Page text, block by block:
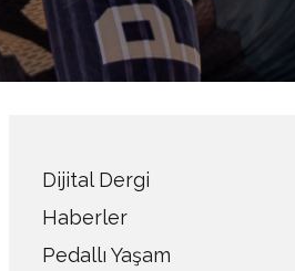
Dijital Dergi
Haberler
Pedallı Yaşam